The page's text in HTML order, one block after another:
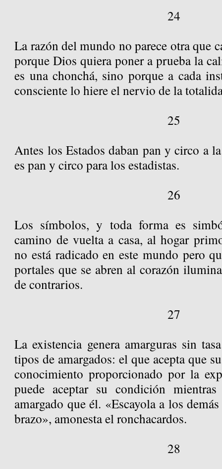
24
La razón del mundo no parece otra que
porque Dios quiera poner a prueba la
es una chonchá, sino porque a cada
consciente lo hiere el nervio de la
25
Antes los Estados daban pan y circo a
es pan y circo para los estadistas.
26
Los símbolos, y toda forma es
camino de vuelta a casa, al hogar
no está radicado en este mundo pero
portales que se abren al corazón
de contrarios.
27
La existencia genera amarguras sin
tipos de amargados: el que acepta que
conocimiento proporcionado por la
puede aceptar su condición
amargado que él. «Escayola a los
brazo», amonesta el ronchacardos.
28